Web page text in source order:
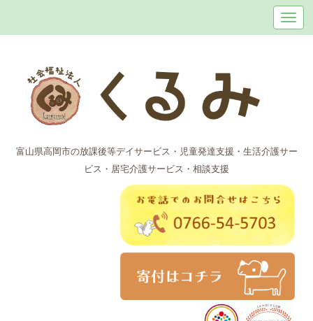
富山県高岡市の放課後等デイサービス・児童発達支援・生活介護サー
ビス・居宅介護サービス・相談支援